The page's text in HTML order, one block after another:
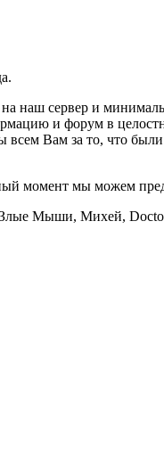
на наш сервер и
и форум в
Вам за то, что
момент мы можем
Мыши, Михей,